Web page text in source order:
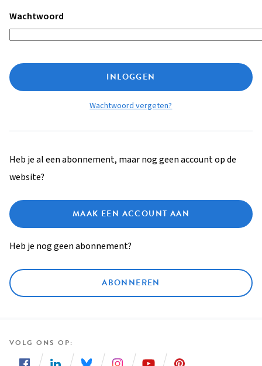
Wachtwoord
INLOGGEN
Wachtwoord vergeten?
Heb je al een abonnement, maar nog geen account op de
website?
MAAK EEN ACCOUNT AAN
Heb je nog geen abonnement?
ABONNEREN
VOLG ONS OP